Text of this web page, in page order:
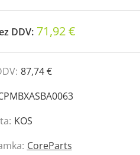
DDV: 71,92 €
87,74 €
KOS
CoreParts